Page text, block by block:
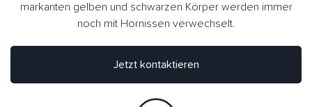
markanten gelben und schwarzen Körper werden immer
noch mit Hornissen verwechselt.
Jetzt kontaktieren